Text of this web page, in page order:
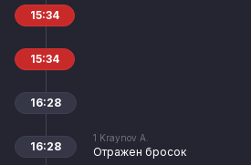
15:34
15:34
16:28
1 Kraynov A.
Отражен бросок
16:28